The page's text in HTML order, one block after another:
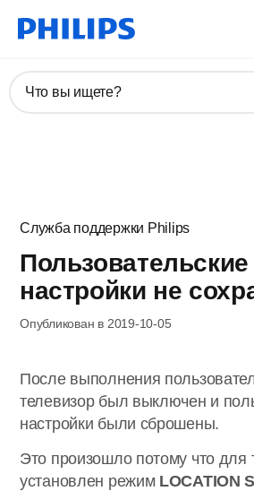
Что вы ищете?
Служба поддержки Philips
Пользовательские
настройки не
Опубликован в 2019-10-05
После выполнения
телевизор был выключен и
настройки были сброшены.
Это произошло потому что для
установлен режим LOCATION